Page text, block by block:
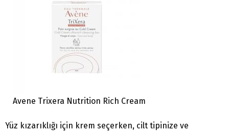
Avene Trixera Nutrition Rich Cream
Yüz kızarıklığı için krem ​​seçerken, cilt tipinize ve